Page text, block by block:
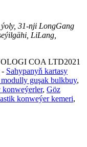
31-nji LongGang
LiLang,
COA LTD2021
- Sahypanyň kartasy
guşak bulkbuy,
, Göz
konweýer kemeri,